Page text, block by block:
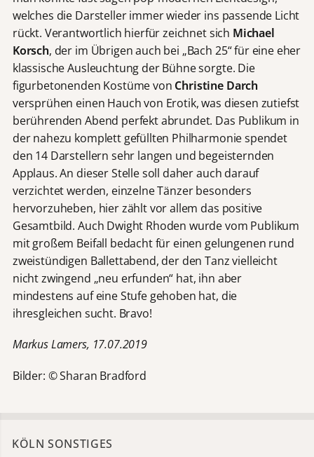
welches die Darsteller immer wieder ins passende Licht
rückt. Verantwortlich hierfür zeichnet sich Michael
Korsch, der im Übrigen auch bei „Bach 25“ für eine eher
klassische Ausleuchtung der Bühne sorgte. Die
figurbetonenden Kostüme von Christine Darch
versprühen einen Hauch von Erotik, was diesen zutiefst
berührenden Abend perfekt abrundet. Das Publikum in
der nahezu komplett gefüllten Philharmonie spendet
den 14 Darstellern sehr langen und begeisternden
Applaus. An dieser Stelle soll daher auch darauf
verzichtet werden, einzelne Tänzer besonders
hervorzuheben, hier zählt vor allem das positive
Gesamtbild. Auch Dwight Rhoden wurde vom Publikum
mit großem Beifall bedacht für einen gelungenen rund
zweistündigen Ballettabend, der den Tanz vielleicht
nicht zwingend „neu erfunden“ hat, ihn aber
mindestens auf eine Stufe gehoben hat, die
ihresgleichen sucht. Bravo!
Markus Lamers, 17.07.2019
Bilder: © Sharan Bradford
KÖLN SONSTIGES